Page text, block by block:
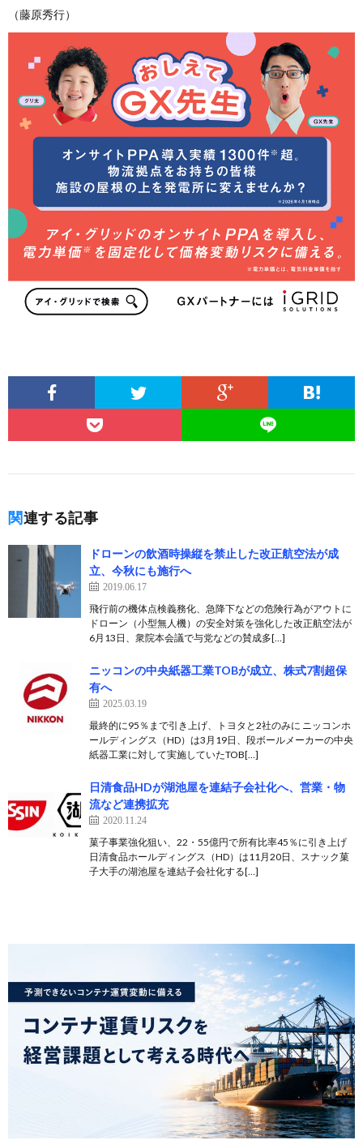
（藤原秀行）
関連する記事
ドローンの飲酒時操縦を禁止した改正航空法が成
立、今秋にも施行へ
2019.06.17
飛行前の機体点検義務化、急降下などの危険行為がアウトに
ドローン（小型無人機）の安全対策を強化した改正航空法が
6月13日、衆院本会議で与党などの賛成多[…]
ニッコンの中央紙器工業TOBが成立、株式7割超保
有へ
2025.03.19
最終的に95％まで引き上げ、トヨタと2社のみに ニッコンホ
ールディングス（HD）は3月19日、段ボールメーカーの中央
紙器工業に対して実施していたTOB[…]
日清食品HDが湖池屋を連結子会社化へ、営業・物
流など連携拡充
2020.11.24
菓子事業強化狙い、22・55億円で所有比率45％に引き上げ
日清食品ホールディングス（HD）は11月20日、スナック菓
子大手の湖池屋を連結子会社化する[…]